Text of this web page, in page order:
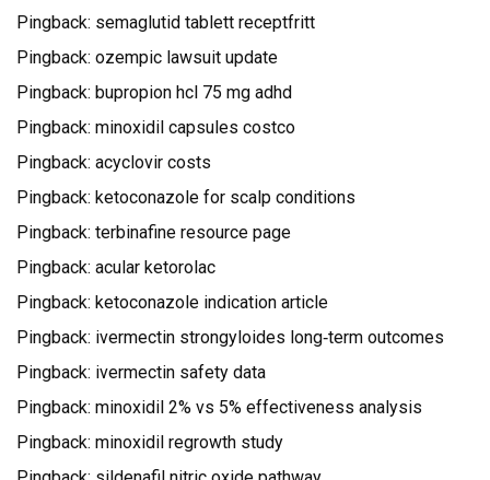
Pingback: semaglutid tablett receptfritt
Pingback: ozempic lawsuit update
Pingback: bupropion hcl 75 mg adhd
Pingback: minoxidil capsules costco
Pingback: acyclovir costs
Pingback: ketoconazole for scalp conditions
Pingback: terbinafine resource page
Pingback: acular ketorolac
Pingback: ketoconazole indication article
Pingback: ivermectin strongyloides long‑term outcomes
Pingback: ivermectin safety data
Pingback: minoxidil 2% vs 5% effectiveness analysis
Pingback: minoxidil regrowth study